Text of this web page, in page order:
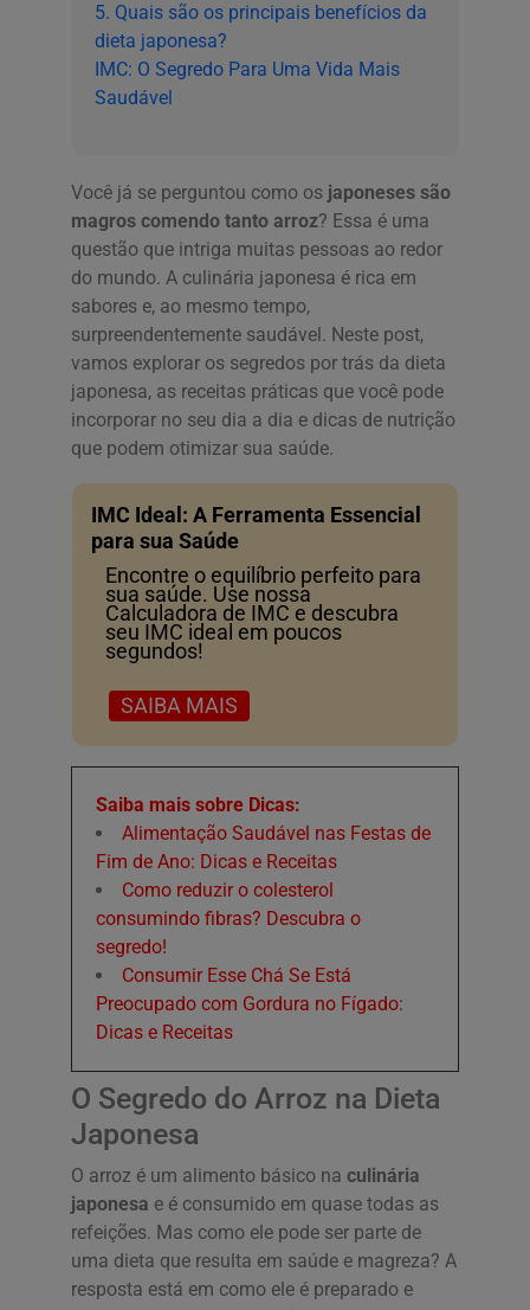
5. Quais são os principais benefícios da
dieta japonesa?
IMC: O Segredo Para Uma Vida Mais
Saudável
Você já se perguntou como os japoneses são
magros comendo tanto arroz? Essa é uma
questão que intriga muitas pessoas ao redor
do mundo. A culinária japonesa é rica em
sabores e, ao mesmo tempo,
surpreendentemente saudável. Neste post,
vamos explorar os segredos por trás da dieta
japonesa, as receitas práticas que você pode
incorporar no seu dia a dia e dicas de nutrição
que podem otimizar sua saúde.
IMC Ideal: A Ferramenta Essencial
para sua Saúde
Encontre o equilíbrio perfeito para
sua saúde. Use nossa
Calculadora de IMC e descubra
seu IMC ideal em poucos
segundos!
SAIBA MAIS
Saiba mais sobre Dicas:
Alimentação Saudável nas Festas de
Fim de Ano: Dicas e Receitas
Como reduzir o colesterol
consumindo fibras? Descubra o
segredo!
Consumir Esse Chá Se Está
Preocupado com Gordura no Fígado:
Dicas e Receitas
O Segredo do Arroz na Dieta
Japonesa
O arroz é um alimento básico na culinária
japonesa e é consumido em quase todas as
refeições. Mas como ele pode ser parte de
uma dieta que resulta em saúde e magreza? A
resposta está em como ele é preparado e